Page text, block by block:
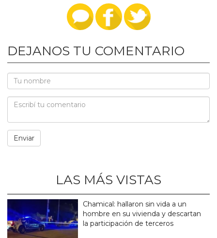
DEJANOS TU COMENTARIO
LAS MÁS VISTAS
Chamical: hallaron sin vida a un
hombre en su vivienda y descartan
la participación de terceros